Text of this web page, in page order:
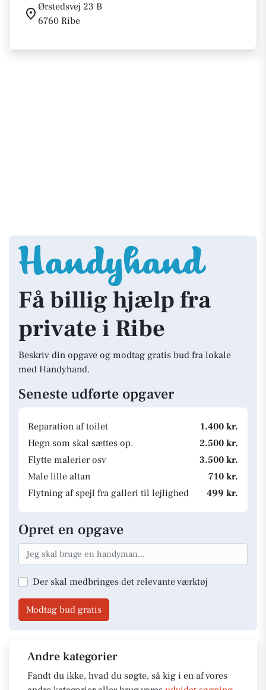
Ørstedsvej 23 B
6760 Ribe
Få billig hjælp fra
private i Ribe
Beskriv din opgave og modtag gratis bud fra lokale
med Handyhand.
Seneste udførte opgaver
Reparation af toilet
1.400 kr.
Hegn som skal sættes op.
2.500 kr.
Flytte malerier osv
3.500 kr.
Male lille altan
710 kr.
Flytning af spejl fra galleri til lejlighed
499 kr.
Opret en opgave
Der skal medbringes det relevante værktøj
Modtag bud gratis
Andre kategorier
Fandt du ikke, hvad du søgte, så kig i en af vores